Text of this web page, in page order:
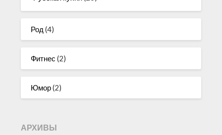
Род (4)
Фитнес (2)
Юмор(2)
АРХИВЫ